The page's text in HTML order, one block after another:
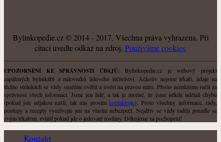
Bylinkopedie.cz © 2014 - 2017. Všechna práva vyhrazena. Při
citaci uveďte odkaz na zdroj. Použiváme cookies.
UPOZORNĚNÍ KE SPRÁVNOSTI ÚDAJŮ: Bylinkopedie.cz je webový projekt
zapálených bylinkářů a milovníků lidového léčitelství. Ačkoliv nejsme lékaři, údaje na
těchto stránkách se vždy snažíme ověřit a uvést na pravou míru. Přesto nemůžeme ručit za
správnost všech informací. Jsme jen lidé, a tak je možné, že jsme někde udělali chybu
(pokud jste nějakou našli, tak nás prosímkontaktujte). Proto všechny informace, rady,
postupy a recepty využívejte jen na vlastní nebezpečí. Nejdřív se vždy raději poraďte se
svým lékařem, zvlášť pokud jde o jedovaté rostliny. Děkujeme za pochopení!
Kontakt